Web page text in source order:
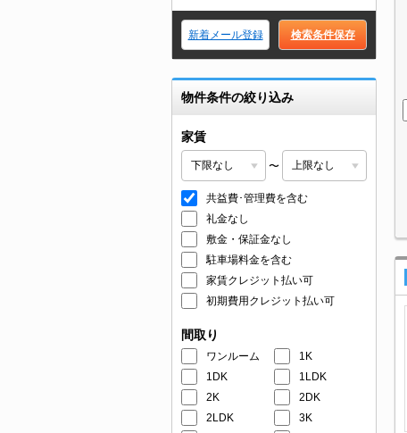
新着メール登録 検索条件保存
物件条件の絞り込み
家賃
〜
共益費･管理費を含む
礼金なし
敷金・保証金なし
駐車場料金を含む
家賃クレジット払い可
初期費用クレジット払い可
間取り
ワンルーム
1K
1DK
1LDK
2K
2DK
2LDK
3K